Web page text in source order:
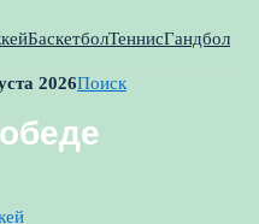
БаскетболТеннисГандбол
2026Поиск